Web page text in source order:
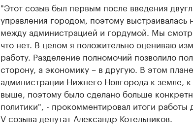
"Этот созыв был первым после введения
управления городом, поэтому выстраивалась
между администрацией и гордумой. Мы
что нет. В целом я положительно оцениваю
работу. Разделение полномочий позволило
сторону, а экономику – в другую. В этом
администрации Нижнего Новгорода к земле,
выше, поэтому было сделано больше
политики", - прокомментировал итоги
V созыва депутат Александр Котельников.